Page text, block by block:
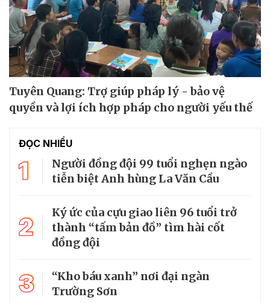
Tuyên Quang: Trợ giúp pháp lý - bảo vệ
quyền và lợi ích hợp pháp cho người yếu thế
ĐỌC NHIỀU
1
Người đồng đội 99 tuổi nghẹn ngào
tiễn biệt Anh hùng La Văn Cầu
2
Ký ức của cựu giao liên 96 tuổi trở
thành “tấm bản đồ” tìm hài cốt
đồng đội
3
“Kho báu xanh” nơi đại ngàn
Trường Sơn